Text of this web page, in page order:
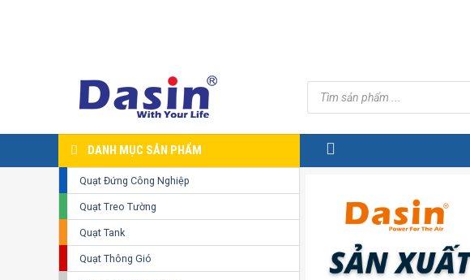
Tìm
kiếm
phẩm
DANH MỤC SẢN PHẨM
Quạt Đứng Công Nghiệp
Quạt Treo Tường
Quạt Tank
Quạt Thông Gió